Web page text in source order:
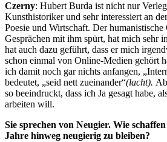
Czerny: Hubert Burda ist nicht nur
Kunsthistoriker und sehr interessiert an
Poesie und Wirtschaft. Der humanistische
Gesprächen mit ihm spürt, hat mich sehr
hat auch dazu geführt, dass er mich
schon einmal von Online-Medien gehört
ich damit noch gar nichts anfangen,
bedeutet, „seid nett zueinander“(lacht).
so beeindruckt, dass ich Ja gesagt habe,
arbeiten will.
Sie sprechen von Neugier. Wie
Jahre hinweg neugierig zu bleiben?